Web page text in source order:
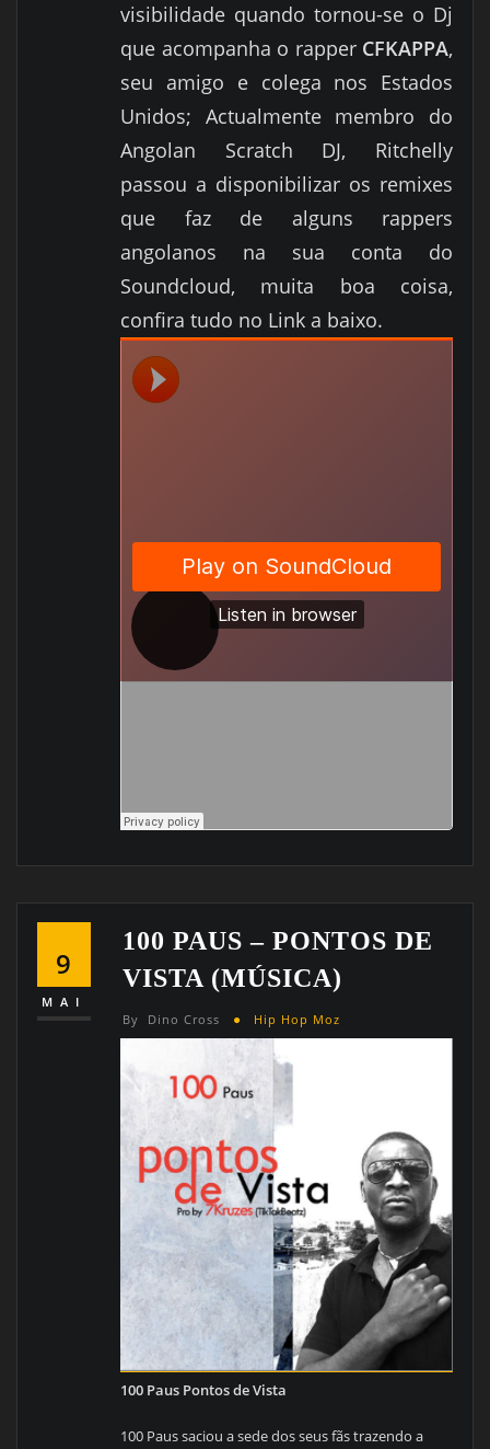
visibilidade quando tornou-se o Dj
que acompanha o rapper CFKAPPA,
seu amigo e colega nos Estados
Unidos; Actualmente membro do
Angolan Scratch DJ, Ritchelly
passou a disponibilizar os remixes
que faz de alguns rappers
angolanos na sua conta do
Soundcloud, muita boa coisa,
confira tudo no Link a baixo.
9
MAI
100 PAUS – PONTOS DE
VISTA (MÚSICA)
By Dino Cross Hip Hop Moz
100 Paus Pontos de Vista
100 Paus saciou a sede dos seus fãs trazendo a